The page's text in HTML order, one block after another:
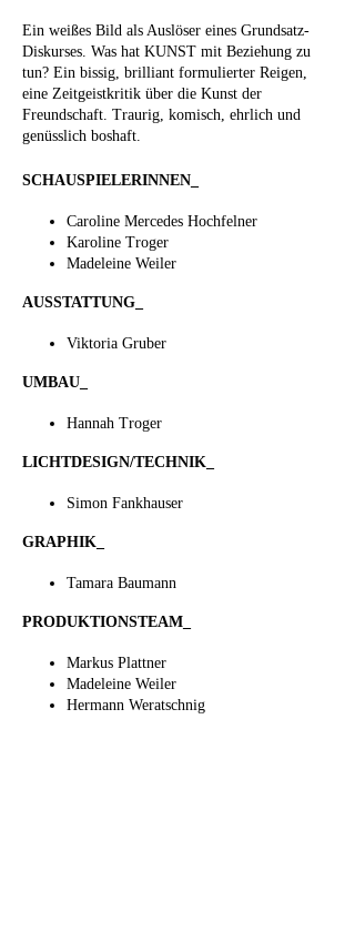
Ein weißes Bild als Auslöser eines Grundsatz-
Diskurses. Was hat KUNST mit Beziehung zu
tun? Ein bissig, brilliant formulierter Reigen,
eine Zeitgeistkritik über die Kunst der
Freundschaft. Traurig, komisch, ehrlich und
genüsslich boshaft.
SCHAUSPIELERINNEN_
Caroline Mercedes Hochfelner
Karoline Troger
Madeleine Weiler
AUSSTATTUNG_
Viktoria Gruber
UMBAU_
Hannah Troger
LICHTDESIGN/TECHNIK_
Simon Fankhauser
GRAPHIK_
Tamara Baumann
PRODUKTIONSTEAM_
Markus Plattner
Madeleine Weiler
Hermann Weratschnig